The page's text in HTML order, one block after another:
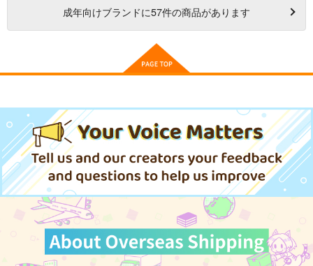
成年向けブランドに57件の商品があります